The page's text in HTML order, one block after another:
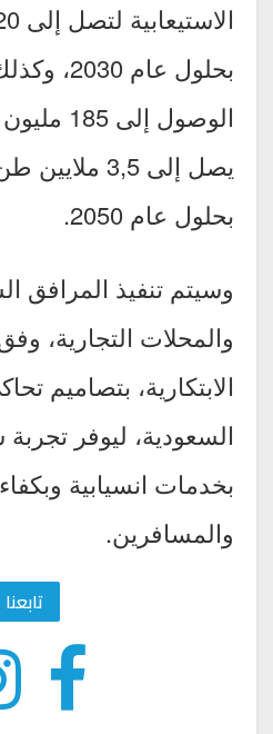
بحلول عام
الوصول
يصل إلى 3,5
بحلول عام 2050.
وسيتم تنفيذ المرافق
والمحلات التجارية،
الابتكارية، بتصاميم
السعودية، ليوفر
بخدمات انسيابية
والمسافرين.
تابعنا